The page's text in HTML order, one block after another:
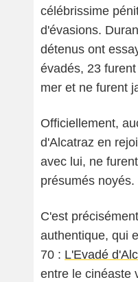
célébrissime
d'évasions.
détenus ont
évadés, 23
mer et ne furent
Officiellement,
d'Alcatraz en
avec lui, ne
présumés noyés.
C'est
authentique, qui
70 : L'Evadé
entre le cinéaste